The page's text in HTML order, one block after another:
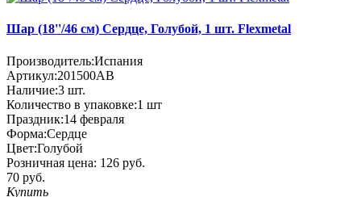
Шар (18''/46 см) Сердце, Голубой, 1 шт. Flexmetal
Производитель:Испания
Артикул:201500AB
Наличие:3 шт.
Количество в упаковке:1 шт
Праздник:14 февраля
Форма:Сердце
Цвет:Голубой
Розничная цена: 126 руб.
70 руб.
Купить